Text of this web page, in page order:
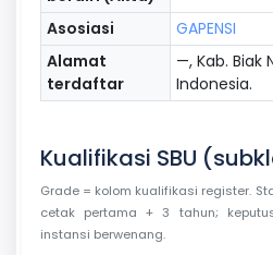
Asosiasi
GAPENSI
Alamat
terdaftar
—, Kab. Biak
Indonesia.
Kualifikasi SBU
Grade = kolom kualifikasi register.
cetak pertama + 3 tahun;
instansi berwenang.